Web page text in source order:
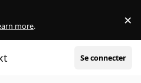
more. ×
Se connecter